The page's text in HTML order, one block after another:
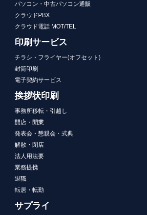
パソコン・中古パソコン通販
クラウドPBX
クラウド電話 MOT/TEL
印刷サービス
チラシ・フライヤー(オフセット)
封筒印刷
電子契約サービス
挨拶状印刷
事務所移転・引越し
開店・開業
発表会・懇親会・式典
解散・閉店
法人用法要
業務提携
退職
転居・転勤
サプライ